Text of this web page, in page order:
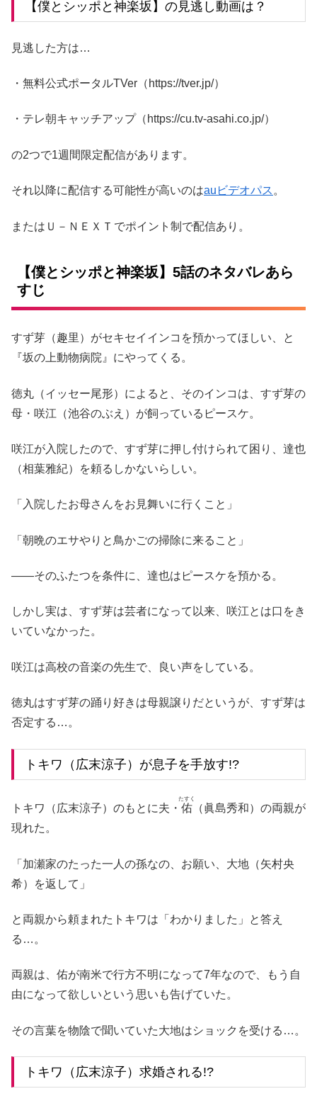
【僕とシッポと神楽坂】の見逃し動画は？
見逃した方は…
・無料公式ポータルTVer（https://tver.jp/）
・テレ朝キャッチアップ（https://cu.tv-asahi.co.jp/）
の2つで1週間限定配信があります。
それ以降に配信する可能性が高いのはauビデオパス 。
またはＵ－ＮＥＸＴ でポイント制で配信あり。
【僕とシッポと神楽坂】5話のネタバレあら
すじ
すず芽（趣里）がセキセイインコを預かってほしい、と
『坂の上動物病院』にやってくる。
徳丸（イッセー尾形）によると、そのインコは、すず芽の
母・咲江（池谷のぶえ）が飼っているピースケ。
咲江が入院したので、すず芽に押し付けられて困り、達也
（相葉雅紀）を頼るしかないらしい。
「入院したお母さんをお見舞いに行くこと」
「朝晩のエサやりと鳥かごの掃除に来ること」
――そのふたつを条件に、達也はピースケを預かる。
しかし実は、すず芽は芸者になって以来、咲江とは口をき
いていなかった。
咲江は高校の音楽の先生で、良い声をしている。
徳丸はすず芽の踊り好きは母親譲りだというが、すず芽は
否定する…。
トキワ（広末涼子）が息子を手放す!?
トキワ（広末涼子）のもとに夫・ 佑
たすく
（眞島秀和）の両親が
現れた。
「加瀬家のたった一人の孫なの、お願い、大地（矢村央
希）を返して」
と両親から頼まれたトキワは「わかりました」と答え
る…。
両親は、佑が南米で行方不明になって7年なので、もう自
由になって欲しいという思いも告げていた。
その言葉を物陰で聞いていた大地はショックを受ける…。
トキワ（広末涼子）求婚される!?